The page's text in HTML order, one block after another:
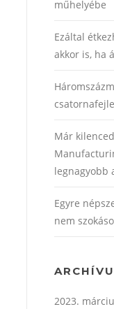
műhelyébe
Ezáltal
akkor is, ha
Már
legnagyobb
Egyre
nem
2023.